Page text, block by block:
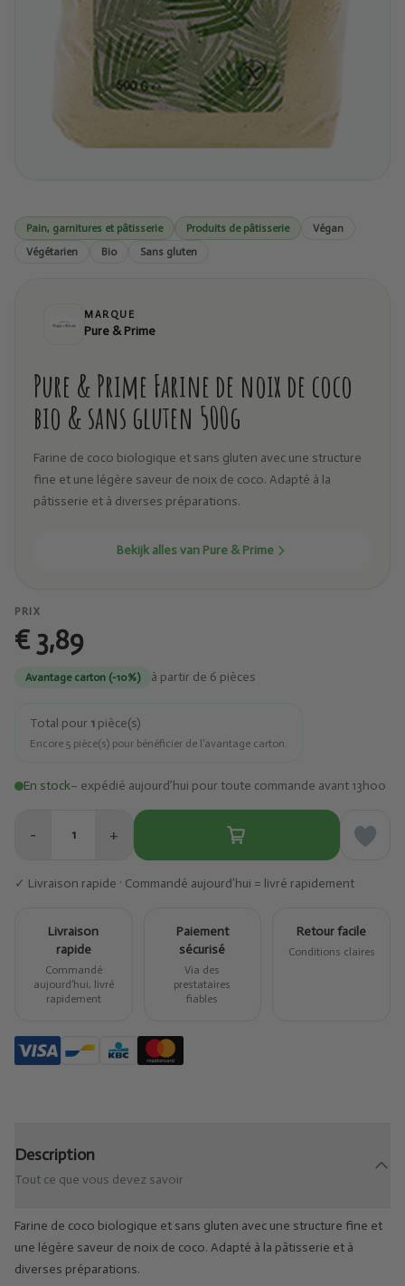
Pain, garnitures et pâtisserie Produits de pâtisserie
Végan
Végétarien
Bio Sans gluten
MARQUE
Pure & Prime
Pure & Prime Farine de noix de coco
bio & sans gluten 500g
Farine de coco biologique et sans gluten avec une structure
fine et une légère saveur de noix de coco. Adapté à la
pâtisserie et à diverses préparations.
Bekijk alles van Pure & Prime
PRIX
€ 3,89
Avantage carton (-10%) à partir de 6 pièces
Total pour 1 pièce(s)
Encore 5 pièce(s) pour bénéficier de l’avantage carton.
En stock– expédié aujourd’hui pour toute commande avant 13h00
− 1 +
✓ Livraison rapide · Commandé aujourd’hui = livré rapidement
Livraison
rapide
Commandé
aujourd’hui, livré
rapidement
Paiement
sécurisé
Via des
prestataires
fiables
Retour facile
Conditions claires
Description
Tout ce que vous devez savoir
Farine de coco biologique et sans gluten avec une structure fine et
une légère saveur de noix de coco. Adapté à la pâtisserie et à
diverses préparations.